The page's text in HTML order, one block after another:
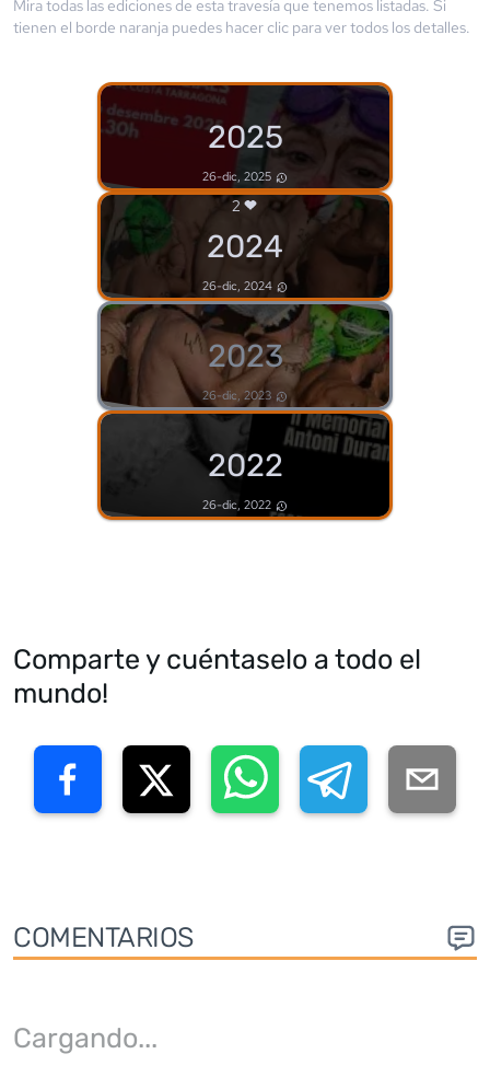
Mira todas las ediciones de esta travesía que tenemos listadas. Si
tienen el borde naranja puedes hacer clic para ver todos los detalles.
2025
26-dic, 2025
2
2024
26-dic, 2024
2023
26-dic, 2023
2022
26-dic, 2022
Comparte y cuéntaselo a todo el
mundo!
COMENTARIOS
Cargando...